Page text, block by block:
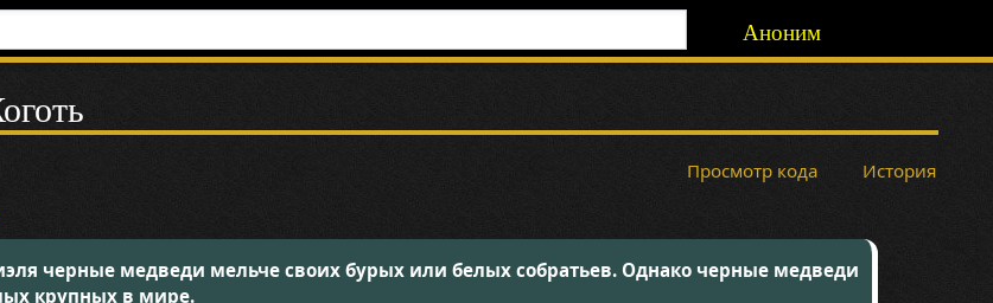
Аноним
Просмотр кода История
черные медведи мельче своих бурых или белых собратьев. Однако черные медведи
крупных в мире.